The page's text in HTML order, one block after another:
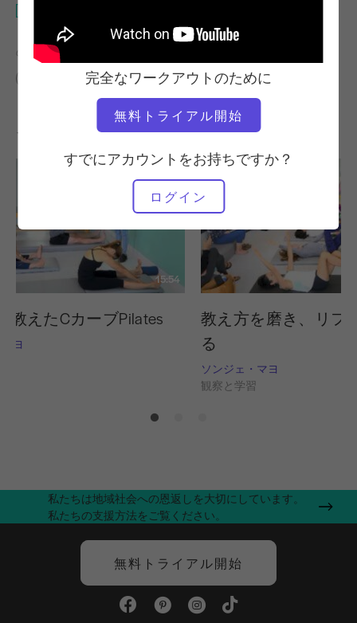
完全なワークアウトのために
無料トライアル開始
すでにアカウントをお持ちですか？
ログイン
の類似クラスを検索
40～50分 マット
その他のワークアウト
15:54
教えたCカーブPilates
ヨ
教え方を磨き、リフ
る
ソンジェ・マヨ
観察と学習
私たちは地域社会への恩返しを大切にしています。
私たちの支援方法をご覧ください。
無料トライアル開始